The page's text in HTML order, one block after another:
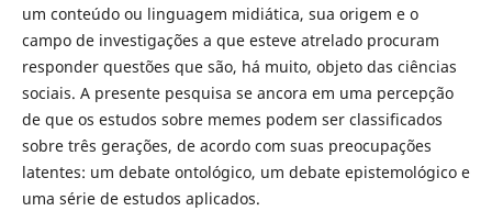
um conteúdo ou linguagem midiática, sua origem e o
campo de investigações a que esteve atrelado procuram
responder questões que são, há muito, objeto das ciências
sociais. A presente pesquisa se ancora em uma percepção
de que os estudos sobre memes podem ser classificados
sobre três gerações, de acordo com suas preocupações
latentes: um debate ontológico, um debate epistemológico e
uma série de estudos aplicados.